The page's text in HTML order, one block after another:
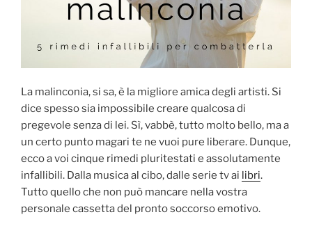
La malinconia, si sa, è la migliore amica degli artisti. Si
dice spesso sia impossibile creare qualcosa di
pregevole senza di lei. Sì, vabbè, tutto molto bello, ma a
un certo punto magari te ne vuoi pure liberare. Dunque,
ecco a voi cinque rimedi pluritestati e assolutamente
infallibili. Dalla musica al cibo, dalle serie tv ai libri.
Tutto quello che non può mancare nella vostra
personale cassetta del pronto soccorso emotivo.